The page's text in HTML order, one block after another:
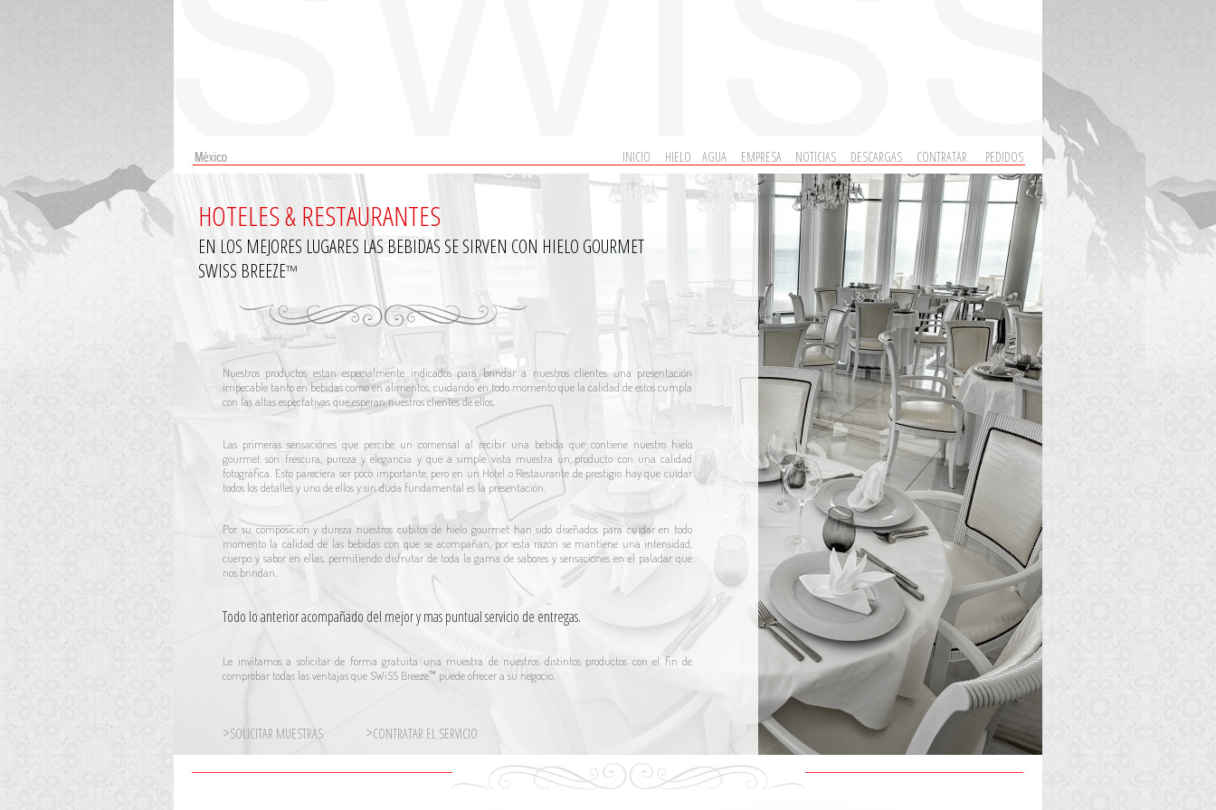
INICIO HIELO AGUA EMPRESA NOTICIAS DESCARGAS CONTRATAR PEDIDOS
HOTELES & RESTAURANTES
EN LOS MEJORES LUGARES LAS BEBIDAS SE SIRVEN CON HIELO GOURMET
SWISS BREEZE™
Nuestros productos estan especialmente indicados para brindar a nuestros clientes una presentación
impecable tanto en bebidas como en alimentos, cuidando en todo momento que la calidad de estos cumpla
con las altas espectativas que esperan nuestros clientes de ellos.
Las primeras sensaciónes que percibe un comensal al recibir una bebida que contiene nuestro hielo
gourmet son frescura, pureza y elegancia y que a simple vista muestra un producto con una calidad
fotográfica. Esto pareciera ser poco importante, pero en un Hotel o Restaurante de prestigio hay que cuidar
todos los detalles y uno de ellos y sin duda fundamental es la presentación.
Por su composición y dureza nuestros cubitos de hielo gourmet han sido diseñados para cuidar en todo
momento la calidad de las bebidas con que se acompañan, por esta razón se mantiene una intensidad,
cuerpo y sabor en ellas, permitiendo disfrutar de toda la gama de sabores y sensaciones en el paladar que
nos brindan.
Todo lo anterior acompañado del mejor y mas puntual servicio de entregas.
Le invitamos a solicitar de forma gratuita una muestra de nuestros distintos productos con el fin de
comprobar todas las ventajas que SWiSS Breeze™ puede ofrecer a su negocio.
>SOLICITAR MUESTRAS >CONTRATAR EL SERVICIO